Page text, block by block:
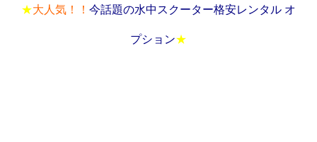
★大人気！！ 今話題の水中スクーター格安レンタル オ
プション★